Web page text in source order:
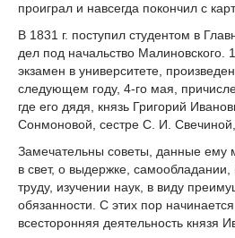
проиграл и навсегда покончил с
В 1831 г. поступил студентом в
дел под начальство Малиновского.
экзамен в университете,
следующем году, 4-го мая,
где его дядя, князь Григорий
Сонмоновой, сестре С. И.
Замечательны советы, данные ему
в свет, о выдержке, самообладании,
труду, изучении наук, в виду
обязанности. С этих пор
всесторонняя деятельность князя